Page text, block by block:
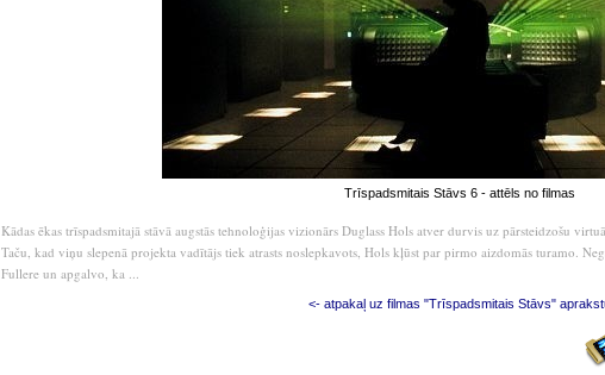
Trīspadsmitais Stāvs 6 - attēls no filmas
Kādas ēkas trīspadsmitajā stāvā augstās tehnoloģijas vizionārs Duglass Hols atver durvis uz pārsteidzošu
Taču, kad viņu slepenā projekta vadītājs tiek atrasts noslepkavots, Hols kļūst par pirmo aizdomās turamo.
Fullere un apgalvo, ka ...
<- atpakaļ uz filmas "Trīspadsmitais Stāvs"